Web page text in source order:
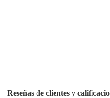
Reseñas de clientes y